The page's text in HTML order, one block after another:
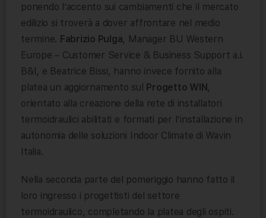
ponendo l’accento sui cambiamenti che il mercato
edilizio si troverà a dover affrontare nel medio
termine. Fabrizio Pulga, Manager BU Western
Europe – Customer Service & Business Support a.i.
B&I, e Beatrice Bissi, hanno invece fornito alla
platea un aggiornamento sul Progetto WIN,
orientato alla creazione della rete di installatori
termoidraulici abilitati e formati per l’installazione in
autonomia delle soluzioni Indoor Climate di Wavin
Italia.
Nella seconda parte del pomeriggio hanno fatto il
loro ingresso i progettisti del settore
termoidraulico, completando la platea degli ospiti.